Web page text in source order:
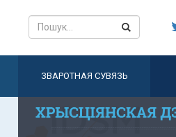
ЗВАРОТНАЯ СУВЯЗЬ